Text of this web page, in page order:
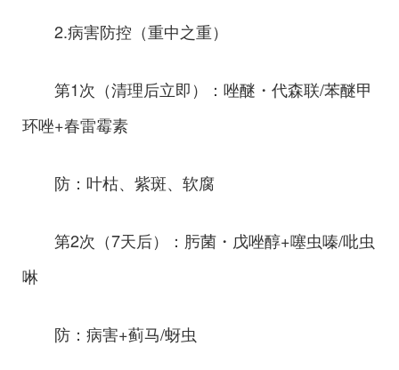
2.病害防控（重中之重）
第1次（清理后立即）：唑醚・代森联/苯醚甲
环唑+春雷霉素
防：叶枯、紫斑、软腐
第2次（7天后）：肟菌・戊唑醇+噻虫嗪/吡虫
啉
防：病害+蓟马/蚜虫